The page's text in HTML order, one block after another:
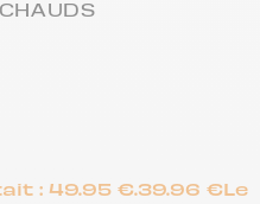
: 49.95 €.39.96 €Le